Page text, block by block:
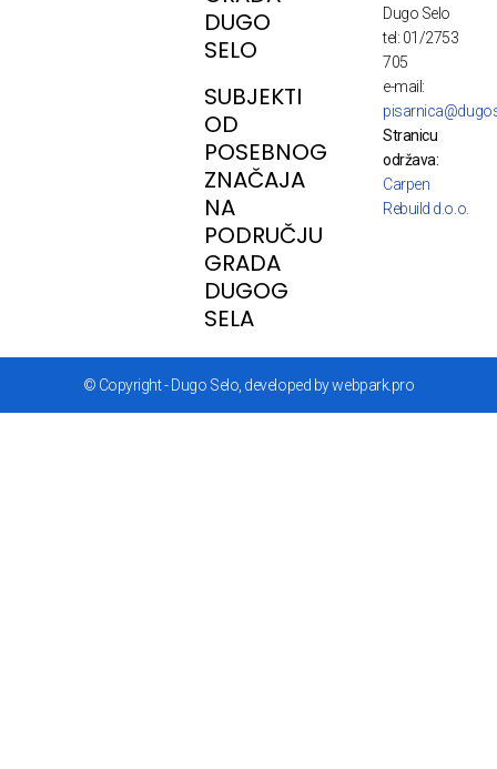
DUGO
SELO
SUBJEKTI
OD
POSEBNOG
ZNAČAJA
NA
PODRUČJU
GRADA
DUGOG
SELA
Dugo Selo
tel: 01/2753
705
e-mail:
Stranicu
održava:
Carpen
Rebuild d.o.o.
© Copyright - Dugo Selo, developed by webpark.pro